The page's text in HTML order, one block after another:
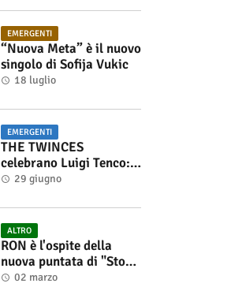
EMERGENTI
“Nuova Meta” è il nuovo
singolo di Sofija Vukic
18 luglio
EMERGENTI
THE TWINCES
celebrano Luigi Tenco:
fuori singolo e video di
29 giugno
ALTRO
RON è l'ospite della
nuova puntata di "Storie
di Musica", in onda sul
02 marzo